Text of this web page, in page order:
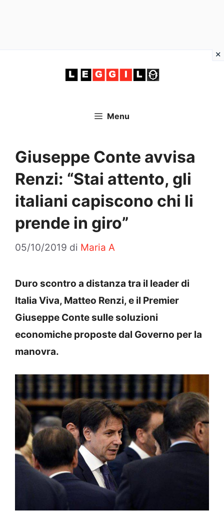
Menu
Giuseppe Conte avvisa
Renzi: “Stai attento, gli
italiani capiscono chi li
prende in giro”
05/10/2019 di Maria A
Duro scontro a distanza tra il leader di
Italia Viva, Matteo Renzi, e il Premier
Giuseppe Conte sulle soluzioni
economiche proposte dal Governo per la
manovra.